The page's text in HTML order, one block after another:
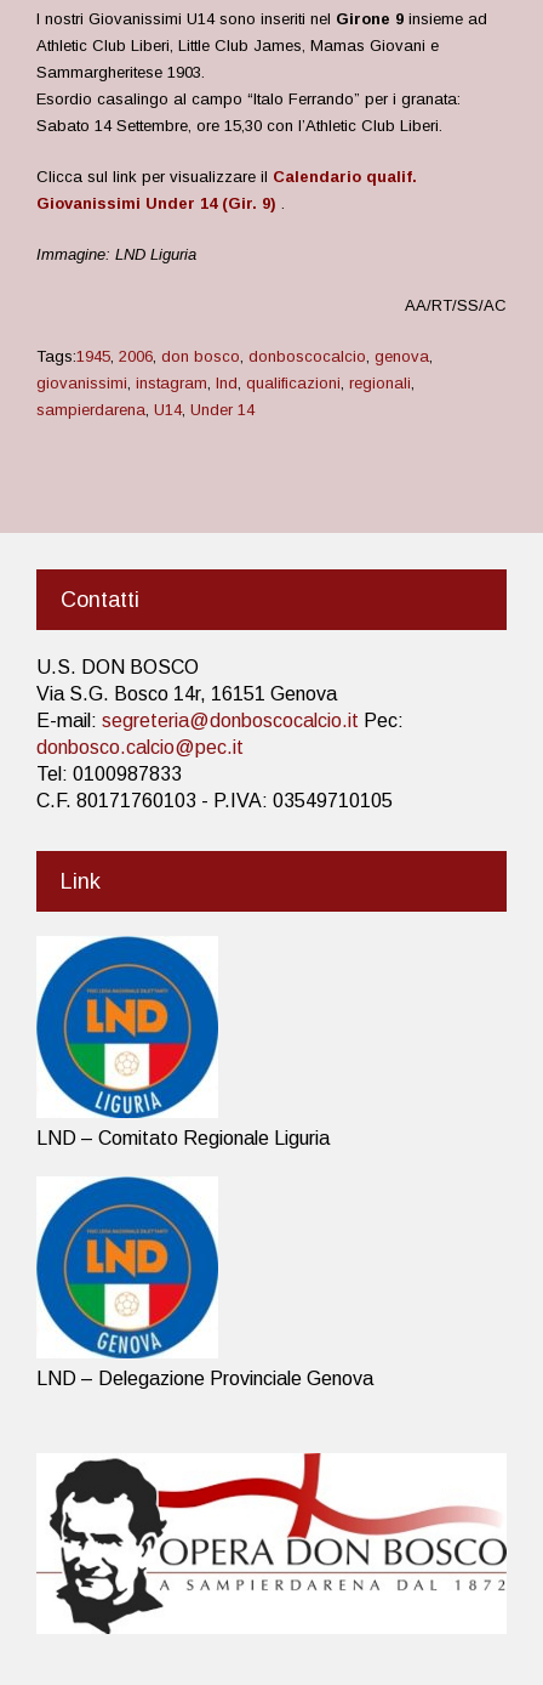
I nostri Giovanissimi U14 sono inseriti nel Girone 9 insieme ad
Athletic Club Liberi, Little Club James, Mamas Giovani e
Sammargheritese 1903.
Esordio casalingo al campo “Italo Ferrando” per i granata:
Sabato 14 Settembre, ore 15,30 con l’Athletic Club Liberi.
Clicca sul link per visualizzare il Calendario qualif.
Giovanissimi Under 14 (Gir. 9) .
Immagine: LND Liguria
AA/RT/SS/AC
Tags:1945, 2006, don bosco, donboscocalcio, genova,
giovanissimi, instagram, lnd, qualificazioni, regionali,
sampierdarena, U14, Under 14
Contatti
U.S. DON BOSCO
Via S.G. Bosco 14r, 16151 Genova
E-mail: segreteria@donboscocalcio.it Pec:
donbosco.calcio@pec.it
Tel: 0100987833
C.F. 80171760103 - P.IVA: 03549710105
Link
LND – Comitato Regionale Liguria
LND – Delegazione Provinciale Genova